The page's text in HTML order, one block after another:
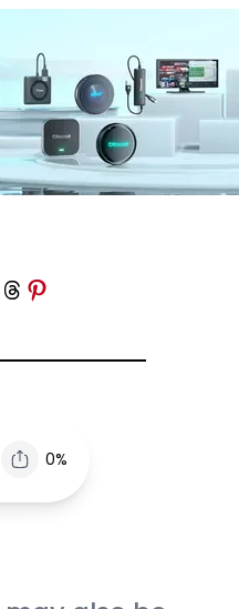
on Telegram
Share on Threads
Share on Pinterest
0%